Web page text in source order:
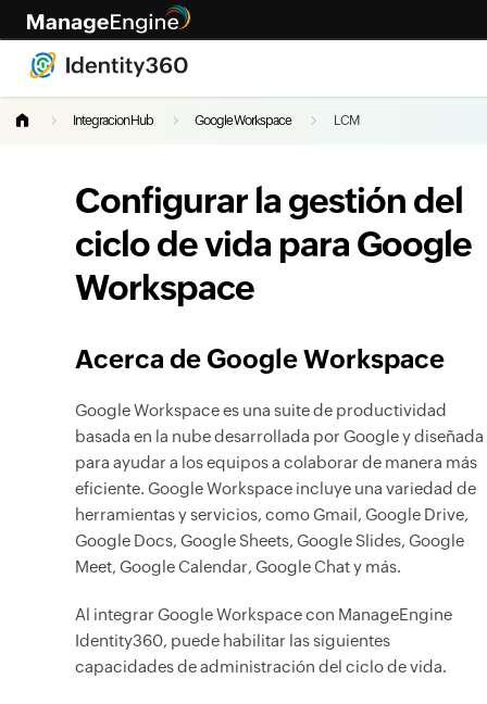
Integracion Hub Google Workspace LCM
Configurar la gestión del
ciclo de vida para Google
Workspace
Acerca de Google Workspace
Google Workspace es una suite de productividad
basada en la nube desarrollada por Google y diseñada
para ayudar a los equipos a colaborar de manera más
eficiente. Google Workspace incluye una variedad de
herramientas y servicios, como Gmail, Google Drive,
Google Docs, Google Sheets, Google Slides, Google
Meet, Google Calendar, Google Chat y más.
Al integrar Google Workspace con ManageEngine
Identity360, puede habilitar las siguientes
capacidades de administración del ciclo de vida.